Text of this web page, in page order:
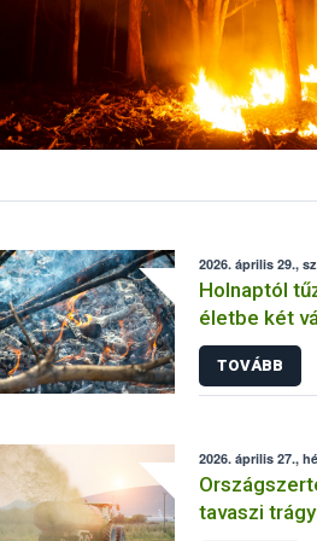
2026. április 29.,
Holnaptól
életbe két
TOVÁBB
2026. április 27.,
tavaszi